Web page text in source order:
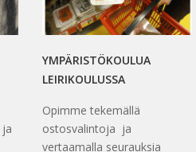
YMPÄRISTÖKOULUA
LEIRIKOULUSSA
Opimme tekemällä
ostosvalintoja ja
vertaamalla seurauksia